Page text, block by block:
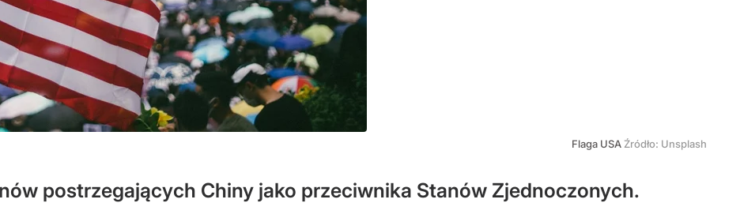
Flaga USA Źródło: Unsplash
postrzegających Chiny jako przeciwnika Stanów Zjednoczonych.